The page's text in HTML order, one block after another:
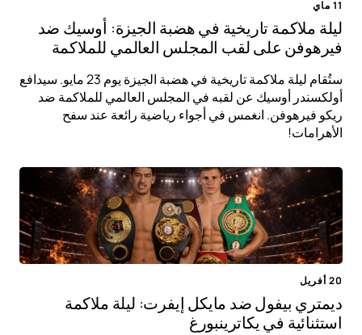
11 ماي
ليلة ملاكمة تاريخية في هضبة الجيزة: أوسيك ضد
فيرهوفن على لقب المجلس العالمي للملاكمة
ستُقام ليلة ملاكمة تاريخية في هضبة الجيزة يوم 23 مايو. سيدافع
أولكسندر أوسيك عن لقبه في المجلس العالمي للملاكمة ضد
ريكو فيرهوفن. انغمس في أجواء رياضية رائعة عند سفح
الأهرامات!
20 أفريل
ديمتري بيفول ضد مايكل إيفرت: ليلة ملاكمة
استثنائية في يكاترينبورغ